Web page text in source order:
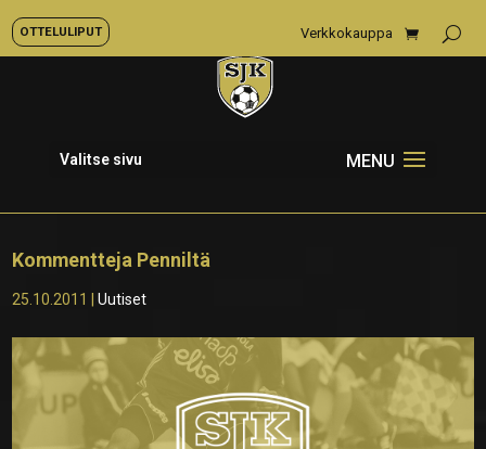
OTTELULIPUT Verkkokauppa
Valitse sivu
Kommentteja Penniltä
25.10.2011 |Uutiset